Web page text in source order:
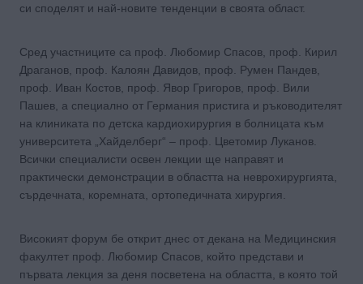
си споделят и най-новите тенденции в своята област.
Сред участниците са проф. Любомир Спасов, проф. Кирил
Драганов, проф. Калоян Давидов, проф. Румен Пандев,
проф. Иван Костов, проф. Явор Григоров, проф. Вили
Пашев, а специално от Германия пристига и ръководителят
на клиниката по детска кардиохирургия в болницата към
университета „Хайделберг“ – проф. Цветомир Луканов.
Всички специалисти освен лекции ще направят и
практически демонстрации в областта на неврохирургията,
сърдечната, коремната, ортопедичната хирургия.
Високият форум бе открит днес от декана на Медицинския
факултет проф. Любомир Спасов, който представи и
първата лекция за деня посветена на областта, в която той